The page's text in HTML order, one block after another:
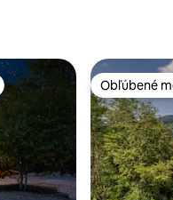
Obľúbené
Obľúbené